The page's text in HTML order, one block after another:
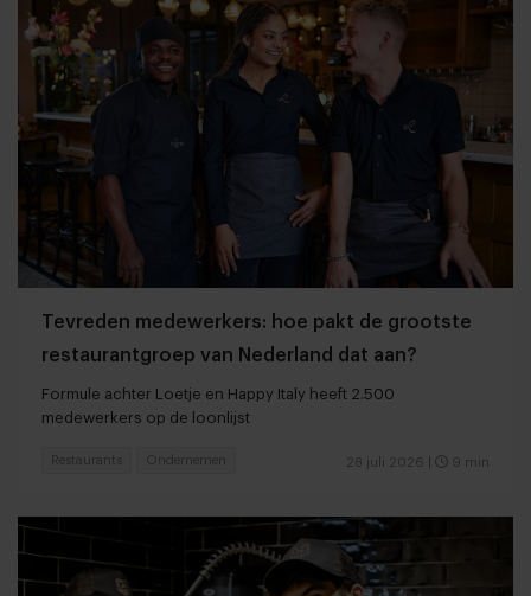
Tevreden medewerkers: hoe pakt de grootste
restaurantgroep van Nederland dat aan?
Formule achter Loetje en Happy Italy heeft 2.500
medewerkers op de loonlijst
28 juli 2026 9 min
Restaurants Ondernemen